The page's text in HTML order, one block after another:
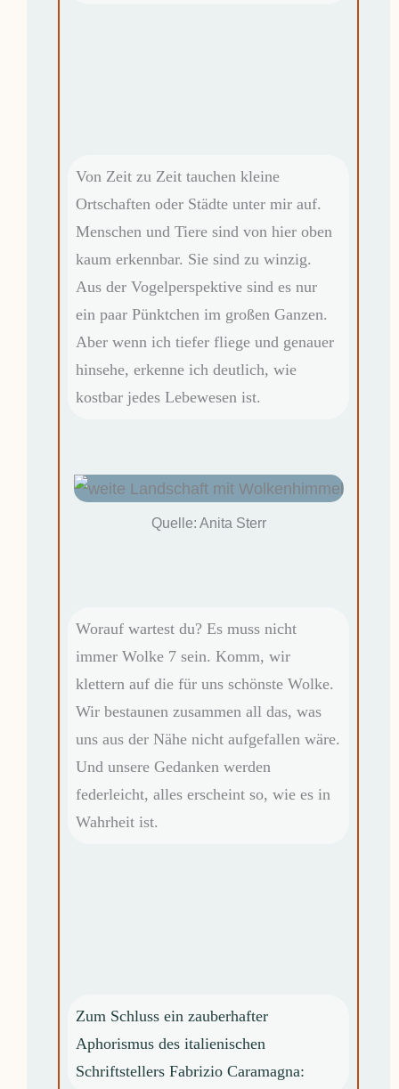
Von Zeit zu Zeit tauchen kleine
Ortschaften oder Städte unter mir auf.
Menschen und Tiere sind von hier oben
kaum erkennbar. Sie sind zu winzig.
Aus der Vogelperspektive sind es nur
ein paar Pünktchen im großen Ganzen.
Aber wenn ich tiefer fliege und genauer
hinsehe, erkenne ich deutlich, wie
kostbar jedes Lebewesen ist.
Quelle: Anita Sterr
Worauf wartest du? Es muss nicht
immer Wolke 7 sein. Komm, wir
klettern auf die für uns schönste Wolke.
Wir bestaunen zusammen all das, was
uns aus der Nähe nicht aufgefallen wäre.
Und unsere Gedanken werden
federleicht, alles erscheint so, wie es in
Wahrheit ist.
Zum Schluss ein zauberhafter
Aphorismus des italienischen
Schriftstellers Fabrizio Caramagna: